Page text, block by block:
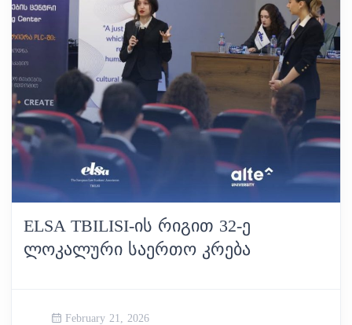
ELSA TBILISI-ᲘᲡ ᲠᲘᲒᲘᲗ 32-Ე
ᲚᲝᲙᲐᲚᲣᲠᲘ ᲡᲐᲔᲠᲗᲝ ᲙᲠᲔᲑᲐ
February 21, 2026